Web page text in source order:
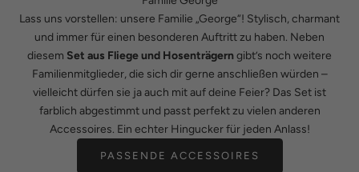
Lass uns vorstellen: unsere Familie „George“! Stylisch, charmant
und immer für einen besonderen Auftritt zu haben. Neben
diesem Set aus Fliege und Hosenträgerngibt’s noch weitere
Familienmitglieder, die sich dir gerne anschließen würden –
vielleicht dürfen sie ja auch mit auf deine Feier? Das Set ist
farblich abgestimmt und passt perfekt zu vielen anderen
Accessoires. Ein echter Hingucker für jeden Anlass!
PASSENDE ACCESSOIRES